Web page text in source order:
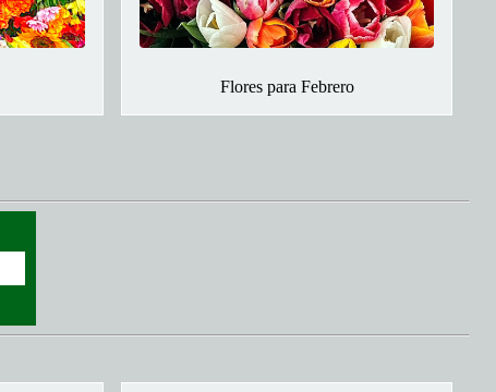
Flores para Febrero